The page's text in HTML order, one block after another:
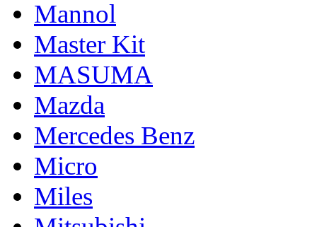
Mannol
Master Kit
MASUMA
Mazda
Mercedes Benz
Micro
Miles